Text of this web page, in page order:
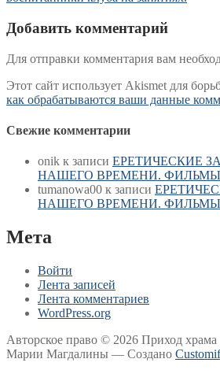
Добавить комментарий
Для отправки комментария вам
Этот сайт использует Akismet для
как обрабатываются ваши данные
Свежие комментарии
onik к записи ЕРЕТИЧЕСКИЕ
НАШЕГО ВРЕМЕНИ.
tumanowa00 к записи
НАШЕГО ВРЕМЕНИ.
Мета
Войти
Лента записей
Лента комментариев
WordPress.org
Авторское право © 2026 Приход храма
Марии Магдалины — Создано